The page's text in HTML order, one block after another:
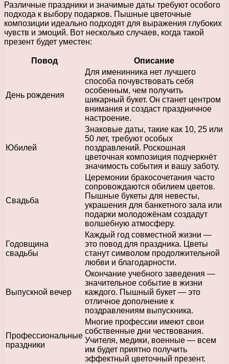
Различные праздники и значимые даты требуют особого
подхода к выбору подарков. Пышные цветочные
композиции идеально подходят для выражения глубоких
чувств и эмоций. Вот несколько случаев, когда такой
презент будет уместен:
Повод Описание
День рождения
Для именинника нет лучшего
способа почувствовать себя
особенным, чем получить
шикарный букет. Он станет центром
внимания и создаст праздничное
настроение.
Юбилей
Знаковые даты, такие как 10, 25 или
50 лет, требуют особых
поздравлений. Роскошная
цветочная композиция подчеркнёт
значимость события и вашу заботу.
Свадьба
Церемонии бракосочетания часто
сопровождаются обилием цветов.
Пышные букеты для невесты,
украшения для банкетного зала или
подарки молодожёнам создадут
волшебную атмосферу.
Годовщина
свадьбы
Каждый год совместной жизни —
это повод для праздника. Цветы
станут символом продолжительной
любви и благодарности.
Выпускной вечер
Окончание учебного заведения —
значительное событие в жизни
каждого. Пышный букет — это
отличное дополнение к
поздравлениям выпускника.
Профессиональные
праздники
Многие профессии имеют свои
собственные дни чествования.
Учителя, медики, военные — всем
им будет приятно получить
эффектный цветочный презент.